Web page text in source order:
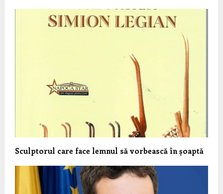
Sculptorul care face lemnul să vorbească în șoaptă